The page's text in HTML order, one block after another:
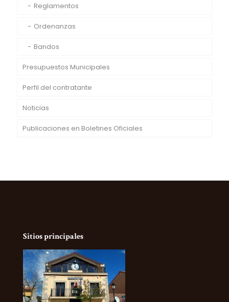
Reglamentos
Ordenanzas
Bandos
Presupuestos Municipales
Perfil del contratante
Noticias
Publicaciones en Boletines Oficiales
Sitios principales